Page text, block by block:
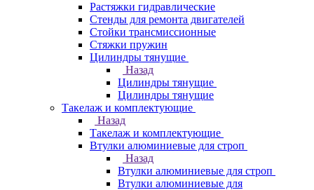
Растяжки гидравлические
Стенды для ремонта двигателей
Стойки трансмиссионные
Стяжки пружин
Цилиндры тянущие
Назад
Цилиндры тянущие
Цилиндры тянущие
Такелаж и комплектующие
Назад
Такелаж и комплектующие
Втулки алюминиевые для строп
Назад
Втулки алюминиевые для строп
Втулки алюминиевые для